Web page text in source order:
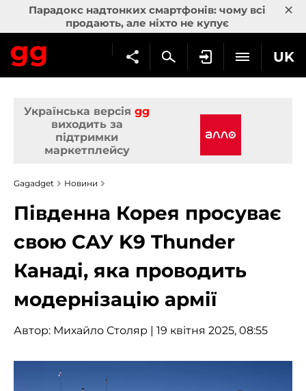
Парадокс надтонких смартфонів: чому всі
продають, але ніхто не купує
×
UK
Українська версія gg
виходить за
підтримки
маркетплейсу
Gagadget Новини
Південна Корея просуває
свою САУ K9 Thunder
Канаді, яка проводить
модернізацію армії
Автор: Михайло Столяр | 19 квітня 2025, 08:55